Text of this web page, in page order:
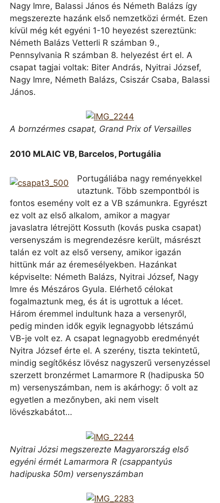
Nagy Imre, Balassi János és Németh Balázs így
megszerezte hazánk első nemzetközi érmét. Ezen
kívül még két egyéni 1-10 heyezést szereztünk:
Németh Balázs Vetterli R számban 9.,
Pennsylvania R számban 8. helyezést ért el. A
csapat tagjai voltak: Biter András, Nyitrai József,
Nagy Imre, Németh Balázs, Csiszár Csaba, Balassi
János.
A bornzérmes csapat, Grand Prix of Versailles
2010 MLAIC VB, Barcelos, Portugália
Portugáliába nagy reményekkel
utaztunk. Több szempontból is
fontos esemény volt ez a VB számunkra. Egyrészt
ez volt az első alkalom, amikor a magyar
javaslatra létrejött Kossuth (kovás puska csapat)
versenyszám is megrendezésre került, másrészt
talán ez volt az első verseny, amikor igazán
hittünk már az éremesélyekben. Hazánkat
képviselte: Németh Balázs, Nyitrai József, Nagy
Imre és Mészáros Gyula. Elérhető célokat
fogalmaztunk meg, és át is ugrottuk a lécet.
Három éremmel indultunk haza a versenyről,
pedig minden idők egyik legnagyobb létszámú
VB-je volt ez. A csapat legnagyobb eredményét
Nyitra József érte el. A szerény, tiszta tekintetű,
mindig segítőkész lövész nagyszerű versenyzéssel
szerzett bronzérmet Lamarmore R (hadipuska 50
m) versenyszámban, nem is akárhogy: ő volt az
egyetlen a mezőnyben, aki nem viselt
lövészkabátot…
Nyitrai Józsi megszerezte Magyarország első
egyéni érmét Lamarmora R (csappantyús
hadipuska 50m) versenyszámban